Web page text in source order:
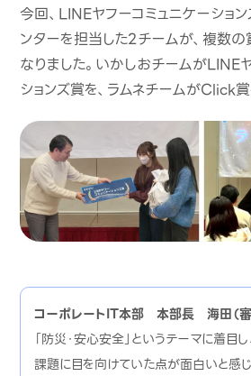
今回、LINEヤフーコミュニケーショ
ンターを担当した2チームが、複数
なりました。いかしおチームがLINE
ションズ賞を、ラムネチームがClick
コーポレートIT本部 本部長 海田（審
「防災・安心安全」というテーマに着目
課題に目を向けていた点が面白いと感